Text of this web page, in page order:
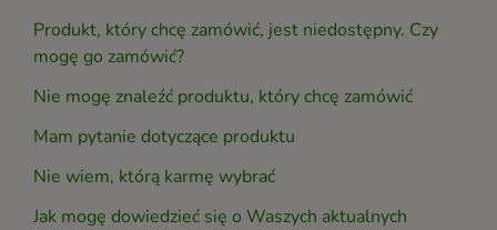
Produkt, który chcę zamówić, jest niedostępny. Czy
mogę go zamówić?
Nie mogę znaleźć produktu, który chcę zamówić
Mam pytanie dotyczące produktu
Nie wiem, którą karmę wybrać
Jak mogę dowiedzieć się o Waszych aktualnych